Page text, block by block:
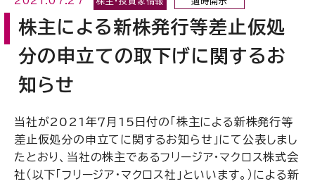
株主による新株発行等差止仮処
分の申立ての取下げに関するお
知らせ
当社が2021 年７月 15 日付の「株主による新株発行等
差止仮処分の申立てに関するお知らせ」にて公表しまし
たとおり、当社の株主であるフリージア・マクロス株式会
社（以下「フリージア・マクロス社」といいます。）による新